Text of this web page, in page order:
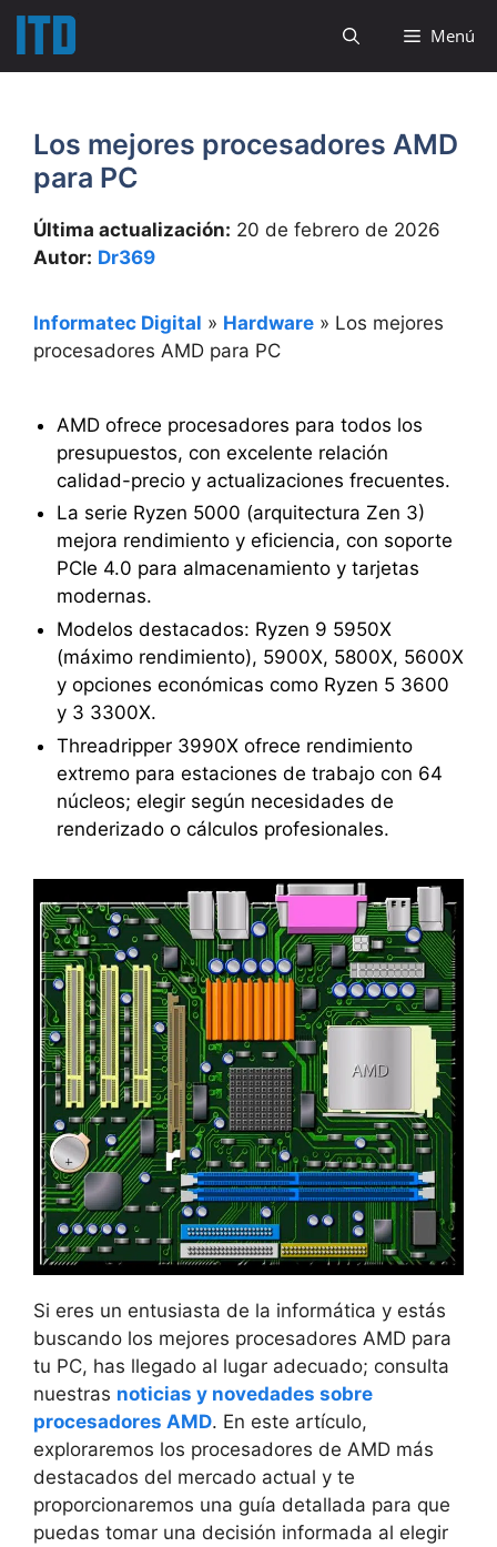
Saltar
contenido
Menú
Los mejores procesadores AMD
para PC
Última actualización: 20 de febrero de 2026
Autor: Dr369
Informatec Digital » Hardware » Los mejores
procesadores AMD para PC
AMD ofrece procesadores para todos los
presupuestos, con excelente relación
calidad-precio y actualizaciones frecuentes.
La serie Ryzen 5000 (arquitectura Zen 3)
mejora rendimiento y eficiencia, con soporte
PCIe 4.0 para almacenamiento y tarjetas
modernas.
Modelos destacados: Ryzen 9 5950X
(máximo rendimiento), 5900X, 5800X, 5600X
y opciones económicas como Ryzen 5 3600
y 3 3300X.
Threadripper 3990X ofrece rendimiento
extremo para estaciones de trabajo con 64
núcleos; elegir según necesidades de
renderizado o cálculos profesionales.
Si eres un entusiasta de la informática y estás
buscando los mejores procesadores AMD para
tu PC, has llegado al lugar adecuado; consulta
nuestras noticias y novedades sobre
procesadores AMD. En este artículo,
exploraremos los procesadores de AMD más
destacados del mercado actual y te
proporcionaremos una guía detallada para que
puedas tomar una decisión informada al elegir